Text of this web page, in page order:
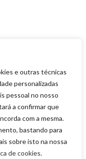
e outras técnicas
personalizadas
pessoal no nosso
a confirmar que
com a mesma.
bastando para
sobre isto na nossa
de cookies.